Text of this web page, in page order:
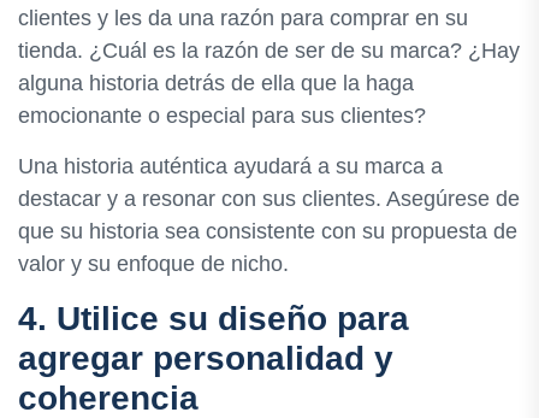
clientes y les da una razón para comprar en su
tienda. ¿Cuál es la razón de ser de su marca? ¿Hay
alguna historia detrás de ella que la haga
emocionante o especial para sus clientes?
Una historia auténtica ayudará a su marca a
destacar y a resonar con sus clientes. Asegúrese de
que su historia sea consistente con su propuesta de
valor y su enfoque de nicho.
4. Utilice su diseño para
agregar personalidad y
coherencia